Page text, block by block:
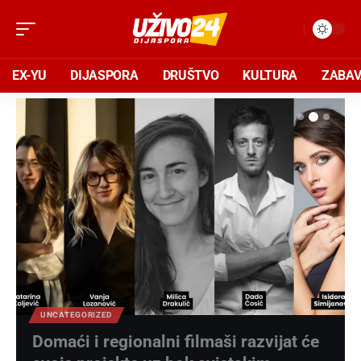
EX-YU DIJASPORA DRUŠTVO KULTURA
UNCATEGORIZED
Domaći i regionalni filmaši razvijat će